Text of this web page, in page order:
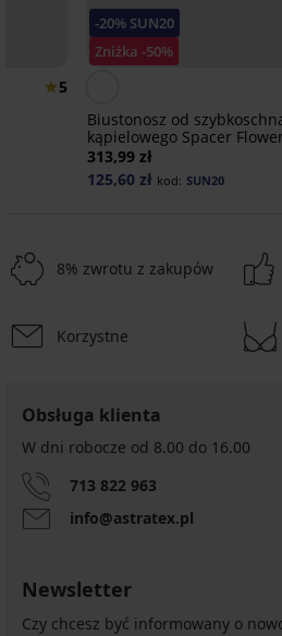
5
-20% SUN20
Zniżka -50%
Biustonosz od
kąpielowego Spacer
313,99 zł
125,60 zł kod: SUN20
8% zwrotu z zakupów
Korzystne
Obsługa klienta
W dni robocze od 8.00 do 16.00
713 822 963
info@astratex.pl
Newsletter
Czy chcesz być informowany o